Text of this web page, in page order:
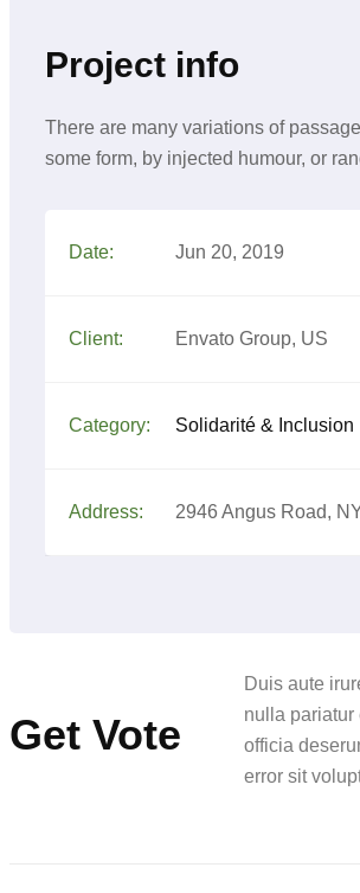
Project info
There are many variations of
some form, by injected humour, or
Date: Jun 20, 2019
Client: Envato Group, US
Category: Solidarité & Inclusion
Address: 2946 Angus Road,
Get Vote
Duis aute
nulla pariatur
officia
error sit